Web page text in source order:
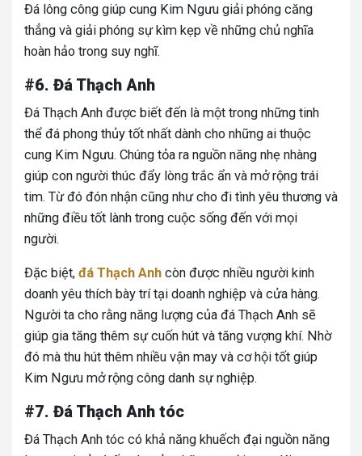
Đá lông công giúp cung Kim Ngưu giải phóng căng
thẳng và giải phóng sự kìm kẹp về những chủ nghĩa
hoàn hảo trong suy nghĩ.
#6. Đá Thạch Anh
Đá Thạch Anh được biết đến là một trong những tinh
thể đá phong thủy tốt nhất dành cho những ai thuộc
cung Kim Ngưu. Chúng tỏa ra nguồn năng nhẹ nhàng
giúp con người thúc đẩy lòng trắc ẩn và mở rộng trái
tim. Từ đó đón nhận cũng như cho đi tình yêu thương và
những điều tốt lành trong cuộc sống đến với mọi
người.
Đặc biệt, đá Thạch Anh còn được nhiều người kinh
doanh yêu thích bày trí tại doanh nghiệp và cửa hàng.
Người ta cho rằng năng lượng của đá Thạch Anh sẽ
giúp gia tăng thêm sự cuốn hút và tăng vượng khí. Nhờ
đó mà thu hút thêm nhiều vận may và cơ hội tốt giúp
Kim Ngưu mở rộng công danh sự nghiệp.
#7. Đá Thạch Anh tóc
Đá Thạch Anh tóc có khả năng khuếch đại nguồn năng